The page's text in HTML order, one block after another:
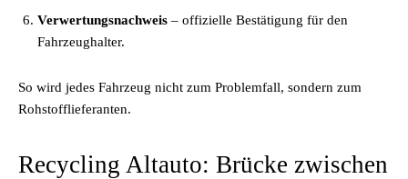
Verwertungsnachweis – offizielle Bestätigung für den
Fahrzeughalter.
So wird jedes Fahrzeug nicht zum Problemfall, sondern zum
Rohstofflieferanten.
Recycling Altauto: Brücke zwischen